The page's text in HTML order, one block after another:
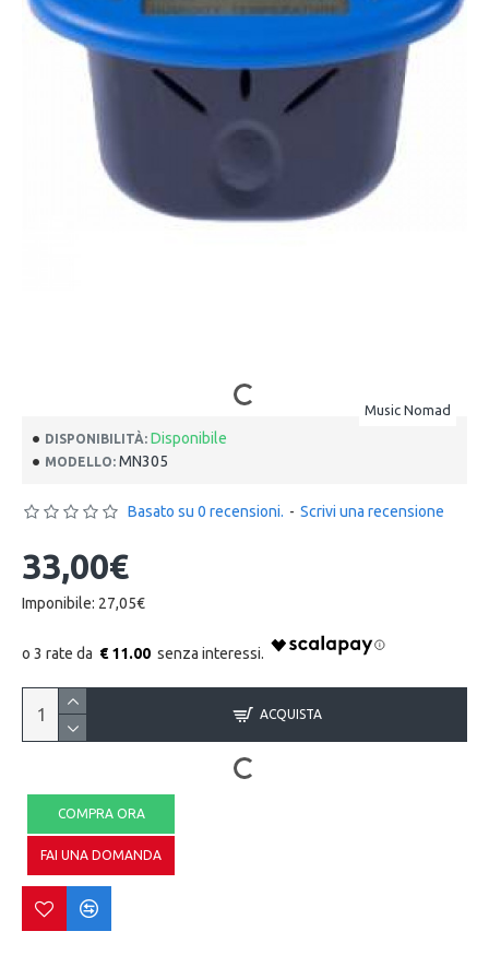
DISPONIBILITÀ: Disponibile
MODELLO: MN305
Music Nomad
Basato su 0 recensioni. - Scrivi una recensione
33,00€
Imponibile: 27,05€
€ 11.00
ACQUISTA
COMPRA ORA
FAI UNA DOMANDA